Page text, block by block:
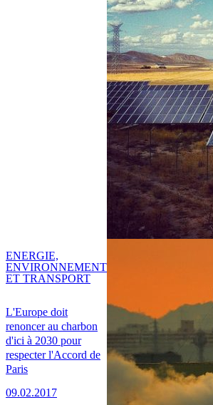
L'Europe doit
renoncer au charbon
d'ici à 2030 pour
respecter l'Accord de
Paris
09.02.2017
ENERGIE,
ENVIRONNEMENT
ET TRANSPORT